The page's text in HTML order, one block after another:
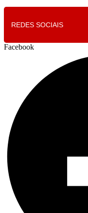
REDES SOCIAIS
Facebook